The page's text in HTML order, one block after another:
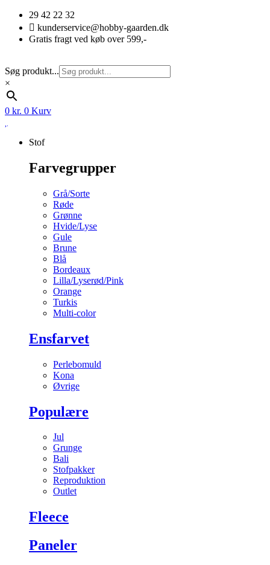
Videre
indhold
29 42 22 32
kunderservice@hobby-gaarden.dk
Gratis fragt ved køb over 599,-
Søg produkt...
×
0 kr. 0 Kurv
Stof
Farvegrupper
Grå/Sorte
Røde
Grønne
Hvide/Lyse
Gule
Brune
Blå
Bordeaux
Lilla/Lyserød/Pink
Orange
Turkis
Multi-color
Ensfarvet
Perlebomuld
Kona
Øvrige
Populære
Jul
Grunge
Bali
Stofpakker
Reproduktion
Outlet
Fleece
Paneler